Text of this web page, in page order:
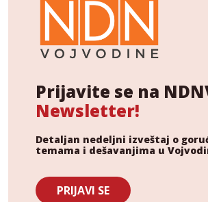
Prijavite se na
Newsletter!
Detaljan nedeljni izveštaj o
temama i dešavanjima u
PRIJAVI SE